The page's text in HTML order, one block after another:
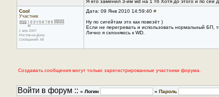
Я его заменил 3-им wd на 1 тб Хотя до этого и по сей
Cool
Участник
с апр 2007
Ростов-на-Дону
Сообщений: 68
Дата: 09 Янв 2010 14:59:40 #
Ну по сигейтам это как повезёт )
Если не перегревать и использовать нормальный БП,
Лично я склоняюсь к WD.
Создавать сообщения могут только зарегистрированные участники форума.
Войти в форум :: » Логин » Пароль